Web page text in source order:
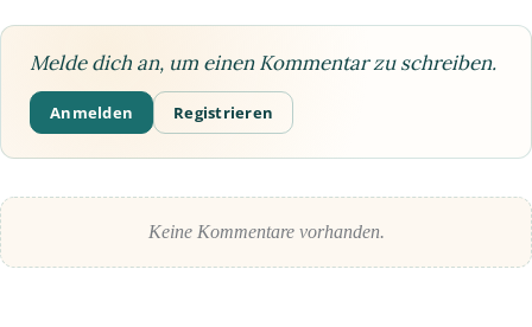
Melde dich an, um einen Kommentar zu schreiben.
Anmelden Registrieren
Keine Kommentare vorhanden.